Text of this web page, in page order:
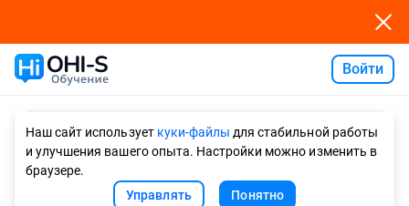
Войти
Наш сайт использует куки-файлы для стабильной работы
и улучшения вашего опыта. Настройки можно изменить в
браузере.
Управлять
Понятно